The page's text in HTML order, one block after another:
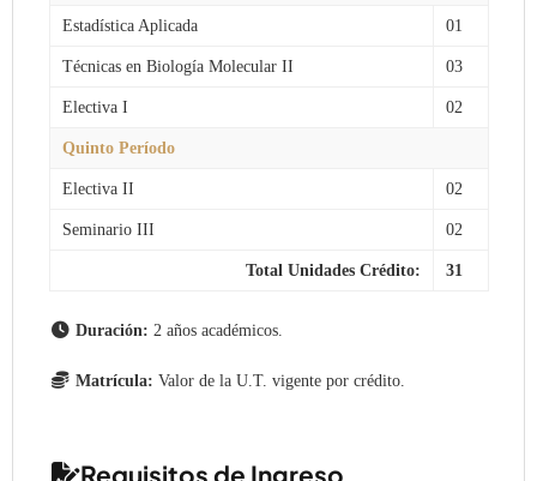
Estadística Aplicada 01
Técnicas en Biología Molecular II 03
Electiva I 02
Quinto Período
Electiva II 02
Seminario III 02
Total Unidades Crédito: 31
Duración: 2 años académicos.
Matrícula: Valor de la U.T. vigente por crédito.
Requisitos de Ingreso